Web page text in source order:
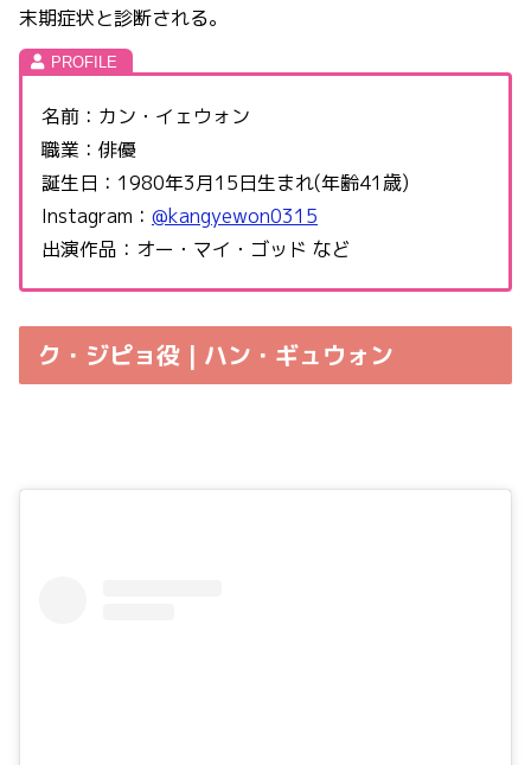
末期症状と診断される。
名前：カン・イェウォン
職業：俳優
誕生日：1980年3月15日生まれ(年齢41歳)
Instagram： @kangyewon0315
出演作品：オー・マイ・ゴッド など
ク・ジピョ役 | ハン・ギュウォン